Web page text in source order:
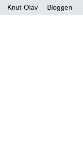
Knut-Olav Bloggen